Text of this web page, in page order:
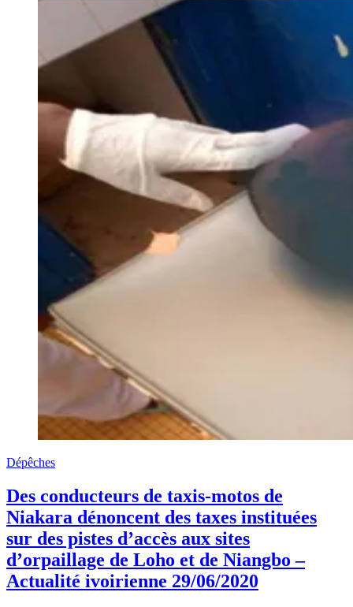
Dépêches
Des conducteurs de taxis-motos de
Niakara dénoncent des taxes instituées
sur des pistes d’accès aux sites
d’orpaillage de Loho et de Niangbo –
Actualité ivoirienne 29/06/2020